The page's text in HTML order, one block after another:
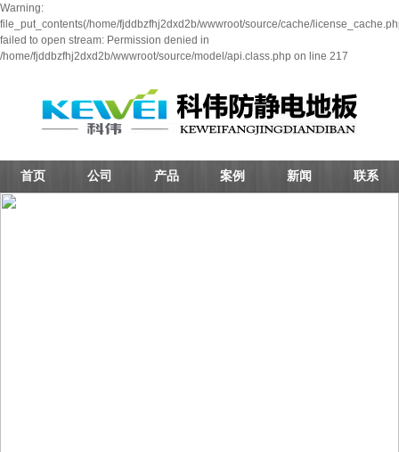
Warning:
file_put_contents(/home/fjddbzfhj2dxd2b/wwwroot/source/cache/
failed to open stream: Permission denied in
/home/fjddbzfhj2dxd2b/wwwroot/source/model/api.class.php on line 217
首页 公司 产品 案例 新闻 联系